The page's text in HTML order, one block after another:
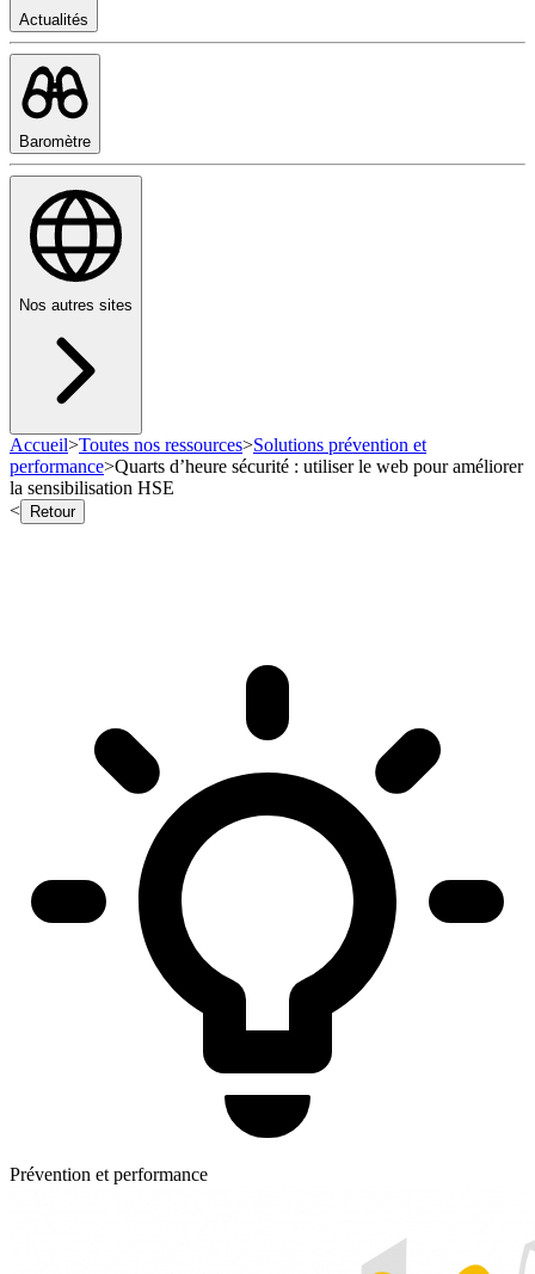
Actualités
Baromètre
Nos autres sites
Accueil>Toutes nos ressources>Solutions prévention et
performance>Quarts d’heure sécurité : utiliser le web pour améliorer
la sensibilisation HSE
<
Retour
Prévention et performance